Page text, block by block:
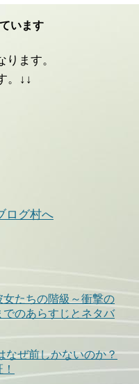
います
ます。
。↓↓
たちの階級～衝撃の
のあらすじとネタバ
なぜ前しかないのか？